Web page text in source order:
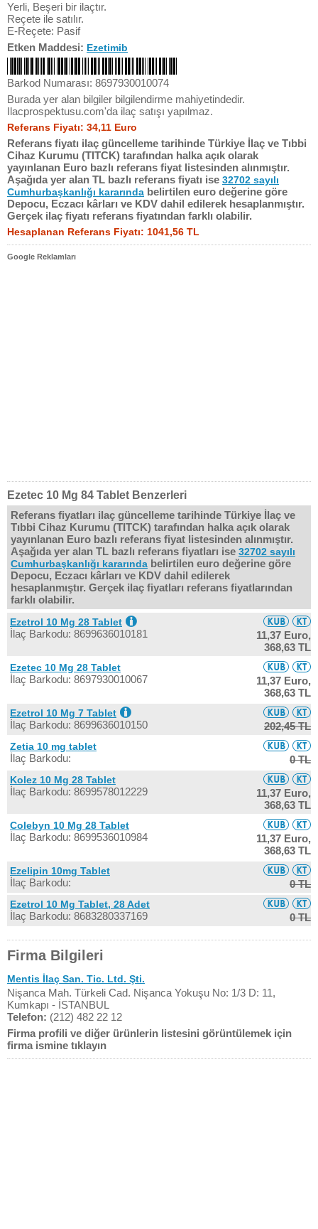
Yerli, Beşeri bir ilaçtır.
Reçete ile satılır.
E-Reçete: Pasif
Etken Maddesi: Ezetimib
Barkod Numarası: 8697930010074
Burada yer alan bilgiler bilgilendirme mahiyetindedir.
Ilacprospektusu.com'da ilaç satışı yapılmaz.
Referans Fiyatı: 34,11 Euro
Referans fiyatı ilaç güncelleme tarihinde Türkiye İlaç ve Tıbbi
Cihaz Kurumu (TITCK) tarafından halka açık olarak
yayınlanan Euro bazlı referans fiyat listesinden alınmıştır.
Aşağıda yer alan TL bazlı referans fiyatı ise 32702 sayılı
Cumhurbaşkanlığı kararında belirtilen euro değerine göre
Depocu, Eczacı kârları ve KDV dahil edilerek hesaplanmıştır.
Gerçek ilaç fiyatı referans fiyatından farklı olabilir.
Hesaplanan Referans Fiyatı: 1041,56 TL
Google Reklamları
Ezetec 10 Mg 84 Tablet Benzerleri
Referans fiyatları ilaç güncelleme tarihinde Türkiye İlaç ve
Tıbbi Cihaz Kurumu (TITCK) tarafından halka açık olarak
yayınlanan Euro bazlı referans fiyat listesinden alınmıştır.
Aşağıda yer alan TL bazlı referans fiyatları ise 32702 sayılı
Cumhurbaşkanlığı kararında belirtilen euro değerine göre
Depocu, Eczacı kârları ve KDV dahil edilerek
hesaplanmıştır. Gerçek ilaç fiyatları referans fiyatlarından
farklı olabilir.
Ezetrol 10 Mg 28 Tablet
İlaç Barkodu: 8699636010181
11,37 Euro,
368,63 TL
Ezetec 10 Mg 28 Tablet
İlaç Barkodu: 8697930010067
11,37 Euro,
368,63 TL
Ezetrol 10 Mg 7 Tablet
İlaç Barkodu: 8699636010150 202,45 TL
Zetia 10 mg tablet
İlaç Barkodu: 0 TL
Kolez 10 Mg 28 Tablet
İlaç Barkodu: 8699578012229
11,37 Euro,
368,63 TL
Colebyn 10 Mg 28 Tablet
İlaç Barkodu: 8699536010984
11,37 Euro,
368,63 TL
Ezelipin 10mg Tablet
İlaç Barkodu: 0 TL
Ezetrol 10 Mg Tablet, 28 Adet
İlaç Barkodu: 8683280337169 0 TL
Firma Bilgileri
Mentis İlaç San. Tic. Ltd. Şti.
Nişanca Mah. Türkeli Cad. Nişanca Yokuşu No: 1/3 D: 11,
Kumkapı - İSTANBUL
Telefon: (212) 482 22 12
Firma profili ve diğer ürünlerin listesini görüntülemek için
firma ismine tıklayın